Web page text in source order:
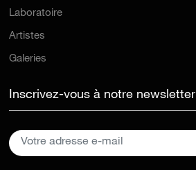
Laboratoire
Artistes
Galeries
Inscrivez-vous à notre newsletter